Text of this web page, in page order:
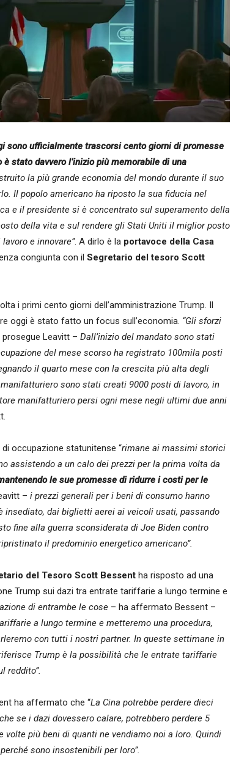
sono ufficialmente trascorsi cento giorni di promesse
stato davvero l’inizio più memorabile di una
la più grande economia del mondo durante il suo
Il popolo americano ha riposto la sua fiducia nel
e il presidente si è concentrato sul superamento della
della vita e sul rendere gli Stati Uniti il miglior posto
e innovare”. A dirlo è la portavoce della Casa
congiunta con il Segretario del tesoro Scott
i primi cento giorni dell’amministrazione Trump. Il
oggi è stato fatto un focus sull’economia. “Gli sforzi
prosegue Leavitt – Dall’inizio del mandato sono stati
del mese scorso ha registrato 100mila posti
il quarto mese con la crescita più alta degli
sono stati creati 9000 posti di lavoro, in
manifatturiero persi ogni mese negli ultimi due anni
occupazione statunitense “rimane ai massimi storici
assistendo a un calo dei prezzi per la prima volta da
le sue promesse di ridurre i costi per le
– i prezzi generali per i beni di consumo hanno
insediato, dai biglietti aerei ai veicoli usati, passando
fine alla guerra sconsiderata di Joe Biden contro
il predominio energetico americano”.
del Tesoro Scott Bessent ha risposto ad una
Trump sui dazi tra entrate tariffarie a lungo termine e
di entrambe le cose – ha affermato Bessent –
a lungo termine e metteremo una procedura,
con tutti i nostri partner. In queste settimane in
Trump è la possibilità che le entrate tariffarie
reddito”.
ha affermato che “La Cina potrebbe perdere dieci
se i dazi dovessero calare, potrebbero perdere 5
più beni di quanti ne vendiamo noi a loro. Quindi
sono insostenibili per loro”.